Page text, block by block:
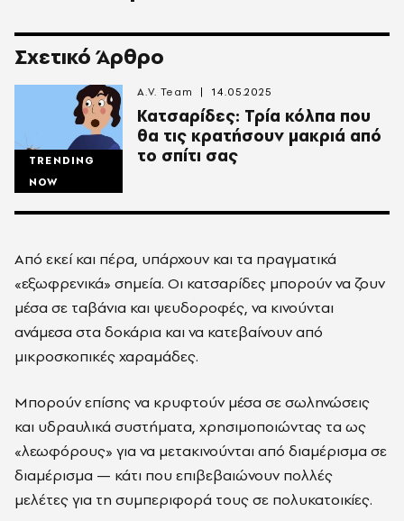
Σχετικό Άρθρο
TRENDING
NOW
Κατσαρίδες: Τρία κόλπα που
θα τις κρατήσουν μακριά από
το σπίτι σας
A.V. Team 14.05.2025
Από εκεί και πέρα, υπάρχουν και τα πραγματικά
«εξωφρενικά» σημεία. Οι κατσαρίδες μπορούν να ζουν
μέσα σε ταβάνια και ψευδοροφές, να κινούνται
ανάμεσα στα δοκάρια και να κατεβαίνουν από
μικροσκοπικές χαραμάδες.
Μπορούν επίσης να κρυφτούν μέσα σε σωληνώσεις
και υδραυλικά συστήματα, χρησιμοποιώντας τα ως
«λεωφόρους» για να μετακινούνται από διαμέρισμα σε
διαμέρισμα — κάτι που επιβεβαιώνουν πολλές
μελέτες για τη συμπεριφορά τους σε πολυκατοικίες.